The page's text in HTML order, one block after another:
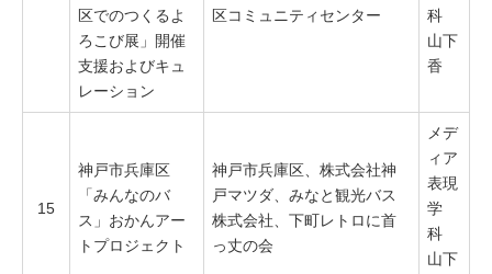
区でのつくるよ
ろこび展」開催
支援およびキュ
レーション
区コミュニティセンター
科
山下
香
15
神戸市兵庫区
「みんなのバ
ス」おかんアー
トプロジェクト
神戸市兵庫区、株式会社神
戸マツダ、みなと観光バス
株式会社、下町レトロに首
っ丈の会
メデ
ィア
表現
学
科
山下